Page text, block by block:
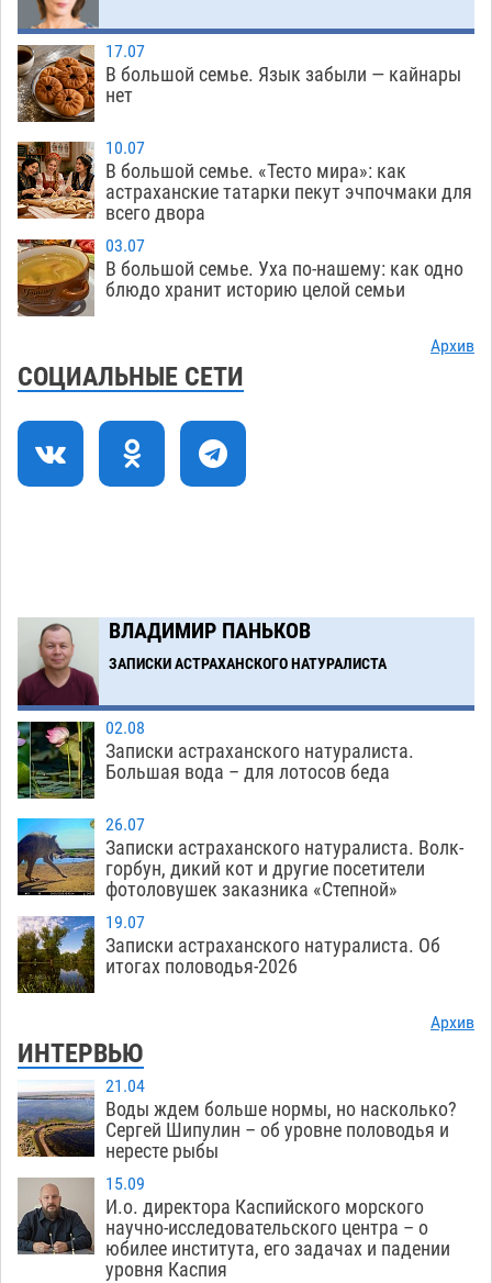
12:51
Младенец погиб в крупном пожаре в
Астрахани
05.08
12:23
У астраханца в морозильной камере
05.08
11:54
Астраханец проведет за решеткой 2 года и
выплатит миллионный ущерб за смертельную
небрежность за рулем
05.08 411
11:22
В Астрахани возле Нового моста спасли
10:48
Астраханцам ответили на важный вопрос о
10:13 На астраханских полях начался сбор томатов
17.07
В большой семье. Язык забыли — кайнары
нет
10.07
В большой семье. «Тесто мира»: как
астраханские татарки пекут эчпочмаки для
всего двора
03.07
В большой семье. Уха по-нашему: как одно
блюдо хранит историю целой семьи
Архив
СОЦИАЛЬНЫЕ СЕТИ
ВЛАДИМИР ПАНЬКОВ
ЗАПИСКИ АСТРАХАНСКОГО НАТУРАЛИСТА
02.08
Записки астраханского натуралиста.
Большая вода – для лотосов беда
26.07
Записки астраханского натуралиста. Волк-
горбун, дикий кот и другие посетители
фотоловушек заказника «Степной»
19.07
Записки астраханского натуралиста. Об
итогах половодья-2026
Архив
ИНТЕРВЬЮ
21.04
Воды ждем больше нормы, но насколько?
Сергей Шипулин – об уровне половодья и
нересте рыбы
15.09
И.о. директора Каспийского морского
научно-исследовательского центра – о
юбилее института, его задачах и падении
уровня Каспия